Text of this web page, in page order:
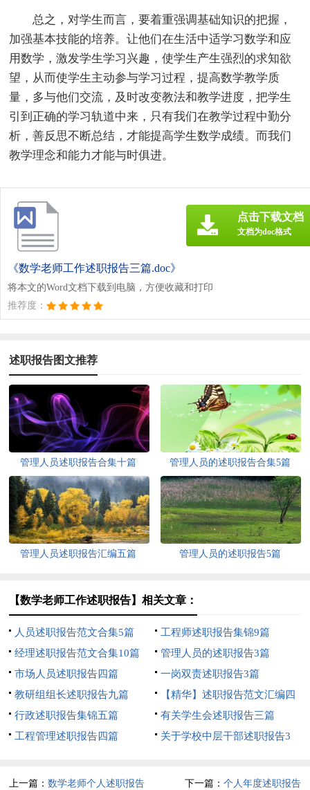
总之，对学生而言，要着重强调基础知识的把握，
加强基本技能的培养。让他们在生活中适学习数学和应
用数学，激发学生学习兴趣，使学生产生强烈的求知欲
望，从而使学生主动参与学习过程，提高数学教学质
量，多与他们交流，及时改变教法和教学进度，把学生
引到正确的学习轨道中来，只有我们在教学过程中勤分
析，善反思不断总结，才能提高学生数学成绩。而我们
教学理念和能力才能与时俱进。
《数学老师工作述职报告三篇.doc》
将本文的Word文档下载到电脑，方便收藏和打印
推荐度：
点击下载文档
文档为doc格式
述职报告图文推荐
管理人员述职报告合集十篇 管理人员的述职报告合集5篇
管理人员述职报告汇编五篇 管理人员的述职报告5篇
【数学老师工作述职报告】相关文章：
人员述职报告范文合集5篇
工程师述职报告集锦9篇
经理述职报告范文合集10篇
管理人员的述职报告3篇
市场人员述职报告四篇
一岗双责述职报告3篇
教研组组长述职报告九篇
【精华】述职报告范文汇编四
篇
行政述职报告集锦五篇
有关学生会述职报告三篇
工程管理述职报告四篇
关于学校中层干部述职报告3
上一篇：数学老师个人述职报告 下一篇： 个人年度述职报告